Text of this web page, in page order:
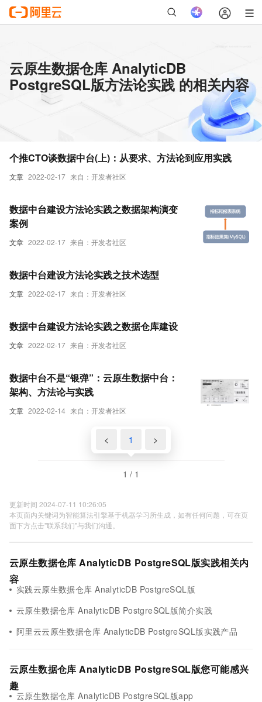
云原生数据仓库 AnalyticDB
PostgreSQL版方法论实践 的相关内容
文章 2022-02-17 来自：开发者社区
个推CTO谈数据中台(上)：从要求、方法论到应用实践
文章 2022-02-17 来自：开发者社区
数据中台建设方法论实践之数据架构演变
案例
文章 2022-02-17 来自：开发者社区
数据中台建设方法论实践之技术选型
文章 2022-02-17 来自：开发者社区
数据中台建设方法论实践之数据仓库建设
文章 2022-02-14 来自：开发者社区
数据中台不是“银弹”：云原生数据中台：
架构、方法论与实践
< 1 >
1 / 1
更新时间 2024-07-11 10:26:05
本页面内关键词为智能算法引擎基于机器学习所生成，如有任何问题，可在页
面下方点击"联系我们"与我们沟通。
云原生数据仓库 AnalyticDB PostgreSQL版实践相关内
容
实践云原生数据仓库 AnalyticDB PostgreSQL版
云原生数据仓库 AnalyticDB PostgreSQL版简介实践
阿里云云原生数据仓库 AnalyticDB PostgreSQL版实践产品
云原生数据仓库 AnalyticDB PostgreSQL版您可能感兴
趣
云原生数据仓库 AnalyticDB PostgreSQL版app